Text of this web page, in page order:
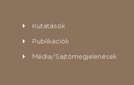
Kutatások
Publikációk
Média/Sajtómegjelenések